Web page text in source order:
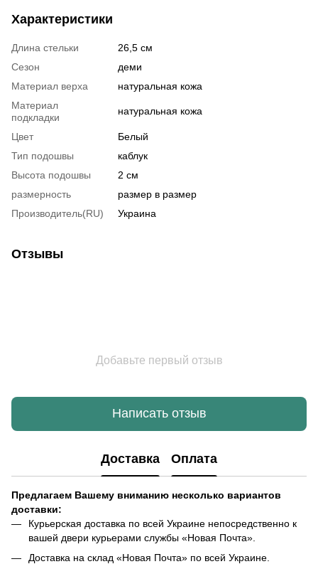
Характеристики
Длина стельки
26,5 см
Сезон
деми
Материал верха
натуральная кожа
Материал
подкладки
натуральная кожа
Цвет
Белый
Тип подошвы
каблук
Высота подошвы
2 см
размерность
размер в размер
Производитель(RU)
Украина
Отзывы
Добавьте первый отзыв
Написать отзыв
Доставка Оплата
Предлагаем Вашему вниманию несколько вариантов
доставки:
Курьерская доставка по всей Украине непосредственно к
вашей двери курьерами службы «Новая Почта».
Доставка на склад «Новая Почта» по всей Украине.